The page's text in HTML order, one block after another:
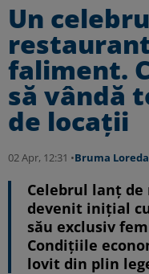
Un
faliment.
să vândă
de locații
02 Apr, 12:31 •Bruma
Celebrul lanț
devenit inițial
său exclusiv
Condițiile
lovit din plin